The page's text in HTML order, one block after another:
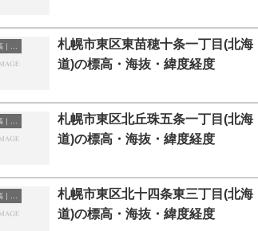
札幌市東区東苗穂十条一丁目(北海
道)の標高・海抜・緯度経度
札幌市東区北丘珠五条一丁目(北海
道)の標高・海抜・緯度経度
札幌市東区北十四条東三丁目(北海
道)の標高・海抜・緯度経度